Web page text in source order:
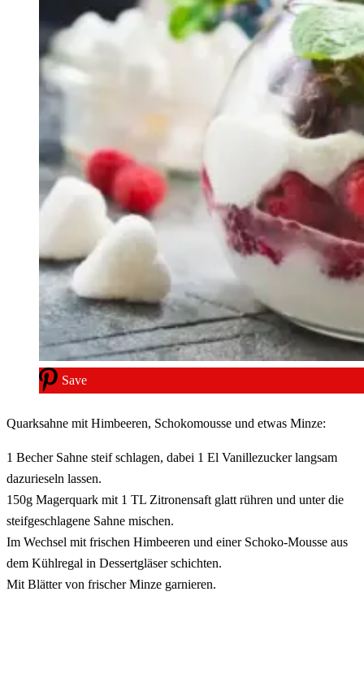
Save
Quarksahne mit Himbeeren, Schokomousse und etwas Minze:
1 Becher Sahne steif schlagen, dabei 1 El Vanillezucker langsam
dazurieseln lassen.
150g Magerquark mit 1 TL Zitronensaft glatt rühren und unter die
steifgeschlagene Sahne mischen.
Im Wechsel mit frischen Himbeeren und einer Schoko-Mousse aus
dem Kühlregal in Dessertgläser schichten.
Mit Blätter von frischer Minze garnieren.